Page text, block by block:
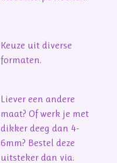
Keuze uit diverse
formaten.
Liever een andere
maat? Of werk je met
dikker deeg dan 4-
6mm? Bestel deze
uitsteker dan via: